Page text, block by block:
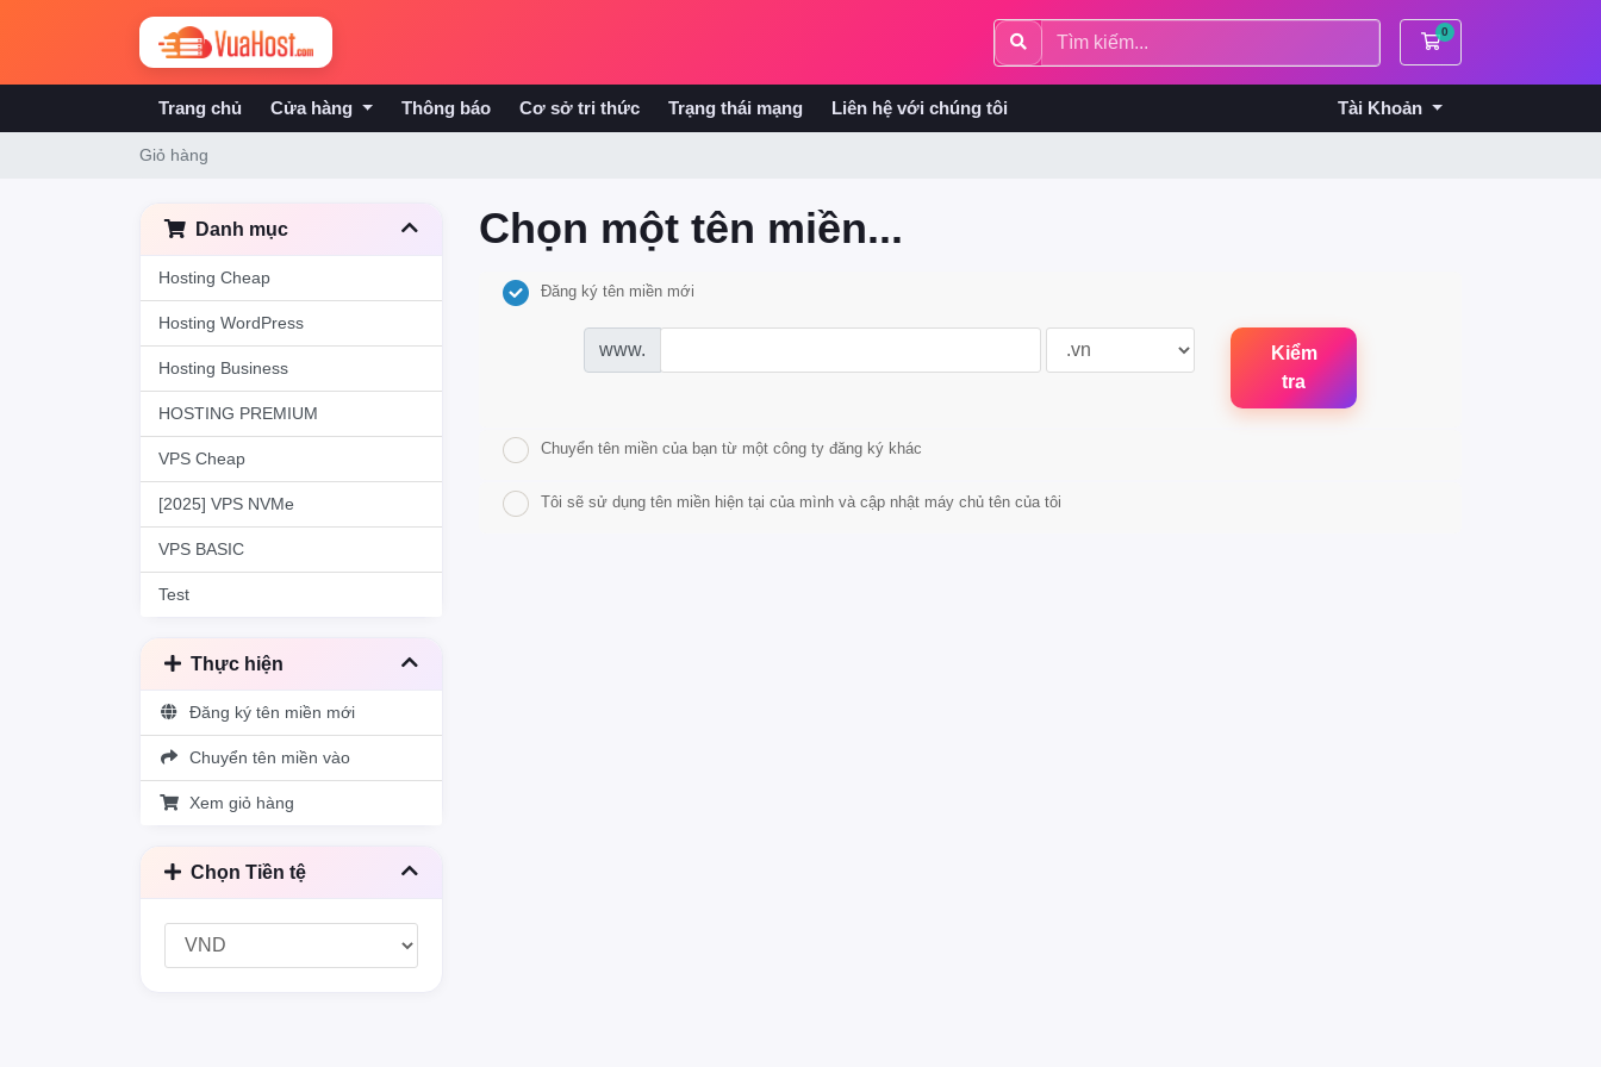
0
Giỏ hàng
Trang chủ Cửa hàng Thông báo Cơ sở tri thức Trạng thái mạng Liên hệ với chúng tôi Tài Khoản
Giỏ hàng
Danh mục
Hosting Cheap
Hosting WordPress
Hosting Business
HOSTING PREMIUM
VPS Cheap
[2025] VPS NVMe
VPS BASIC
Test
Thực hiện
Đăng ký tên miền mới
Chuyển tên miền vào
Xem giỏ hàng
Chọn Tiền tệ
Chọn một tên miền...
Đăng ký tên miền mới
www.
Kiểm
tra
Chuyển tên miền của bạn từ một công ty đăng ký khác
Tôi sẽ sử dụng tên miền hiện tại của mình và cập nhật máy chủ tên của tôi